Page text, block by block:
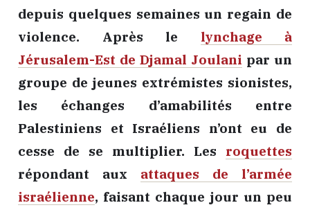
depuis quelques semaines un regain de
violence. Après le lynchage à
Jérusalem-Est de Djamal Joulani par un
groupe de jeunes extrémistes sionistes,
les échanges d’amabilités entre
Palestiniens et Israéliens n’ont eu de
cesse de se multiplier. Les roquettes
répondant aux attaques de l’armée
israélienne, faisant chaque jour un peu